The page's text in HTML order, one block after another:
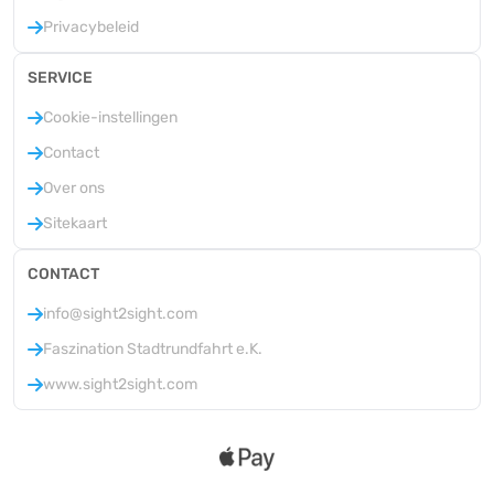
Privacybeleid
SERVICE
Cookie-instellingen
Contact
Over ons
Sitekaart
CONTACT
info@sight2sight.com
Faszination Stadtrundfahrt e.K.
www.sight2sight.com